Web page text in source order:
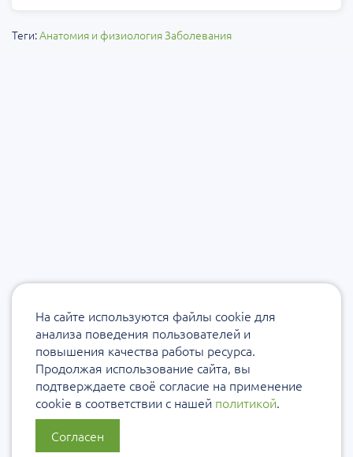
Теги:Анатомия и физиологияЗаболевания
На сайте используются файлы cookie для
анализа поведения пользователей и
повышения качества работы ресурса.
Продолжая использование сайта, вы
подтверждаете своё согласие на применение
cookie в соответствии с нашей политикой.
Согласен